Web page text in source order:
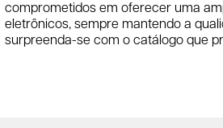
comprometidos em oferecer uma
eletrônicos, sempre mantendo a
surpreenda-se com o catálogo que
Conectividade e Inovação com a